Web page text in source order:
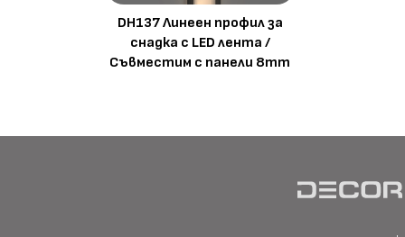
DH137 Линеен профил за
снадка с LED лента /
Съвместим с панели 8mm